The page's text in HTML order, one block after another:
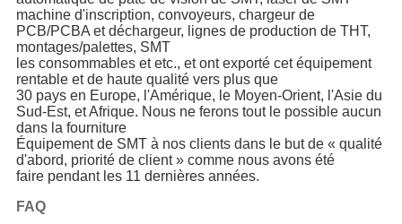
machine d'inscription, convoyeurs, chargeur de
PCB/PCBA et déchargeur, lignes de production de THT,
montages/palettes, SMT
les consommables et etc., et ont exporté cet équipement
rentable et de haute qualité vers plus que
30 pays en Europe, l'Amérique, le Moyen-Orient, l'Asie du
Sud-Est, et Afrique. Nous ne ferons tout le possible aucun
dans la fourniture
Équipement de SMT à nos clients dans le but de « qualité
d'abord, priorité de client » comme nous avons été
faire pendant les 11 dernières années.
FAQ